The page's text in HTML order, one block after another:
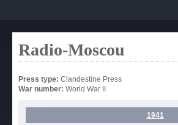
Radio-Moscou
Press type: Clandestine Press
War number: World War II
1941